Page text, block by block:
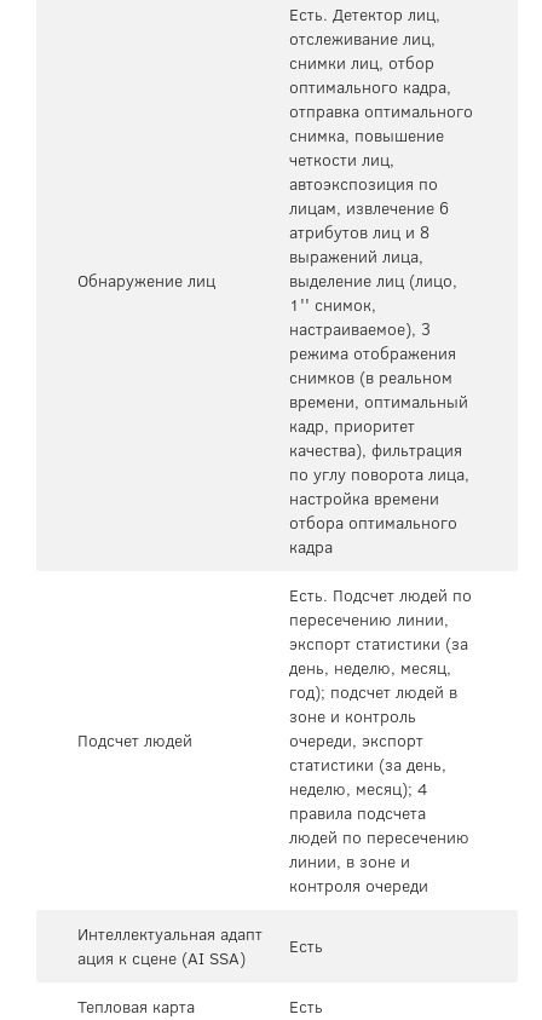
Обнаружение лиц
Есть. Детектор лиц,
отслеживание лиц,
снимки лиц, отбор
оптимального кадра,
отправка оптимального
снимка, повышение
четкости лиц,
автоэкспозиция по
лицам, извлечение 6
атрибутов лиц и 8
выражений лица,
выделение лиц (лицо,
1'' снимок,
настраиваемое), 3
режима отображения
снимков (в реальном
времени, оптимальный
кадр, приоритет
качества), фильтрация
по углу поворота лица,
настройка времени
отбора оптимального
кадра
Подсчет людей
Есть. Подсчет людей по
пересечению линии,
экспорт статистики (за
день, неделю, месяц,
год); подсчет людей в
зоне и контроль
очереди, экспорт
статистики (за день,
неделю, месяц); 4
правила подсчета
людей по пересечению
линии, в зоне и
контроля очереди
Интеллектуальная адапт
ация к сцене (AI SSA)
Есть
Тепловая карта Есть